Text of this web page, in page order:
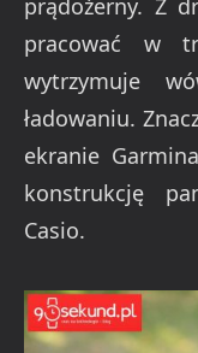
prądożerny. Z
pracować w
wytrzymuje
ładowaniu.
ekranie
konstrukcję
Casio.